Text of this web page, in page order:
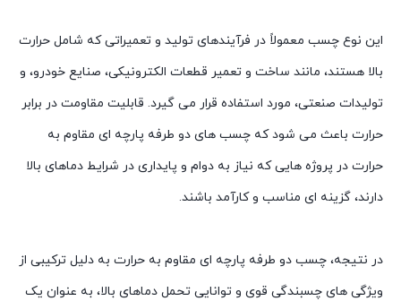
این نوع چسب معمولاً در فرآیندهای تولید و تعمیراتی که شامل حرارت
بالا هستند، مانند ساخت و تعمیر قطعات الکترونیکی، صنایع خودرو، و
تولیدات صنعتی، مورد استفاده قرار می گیرد. قابلیت مقاومت در برابر
حرارت باعث می شود که چسب های دو طرفه پارچه ای مقاوم به
حرارت در پروژه هایی که نیاز به دوام و پایداری در شرایط دماهای بالا
دارند، گزینه ای مناسب و کارآمد باشند.
در نتیجه، چسب دو طرفه پارچه ای مقاوم به حرارت به دلیل ترکیبی از
ویژگی های چسبندگی قوی و توانایی تحمل دماهای بالا، به عنوان یک